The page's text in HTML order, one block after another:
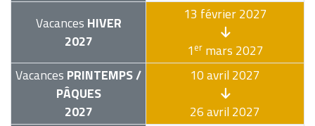
Vacances HIVER
2027
13 février 2027
1ermars 2027
Vacances PRINTEMPS /
PÂQUES
2027
10 avril 2027
26 avril 2027